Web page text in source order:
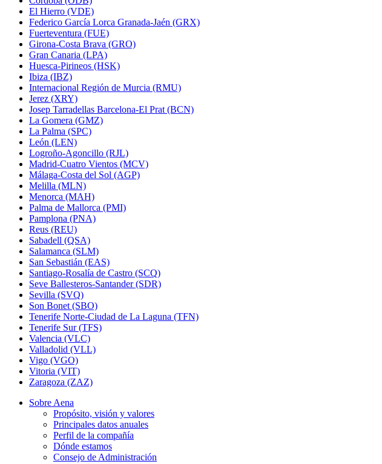
El Hierro (VDE)
Federico García Lorca Granada-Jaén (GRX)
Fuerteventura (FUE)
Girona-Costa Brava (GRO)
Gran Canaria (LPA)
Huesca-Pirineos (HSK)
Ibiza (IBZ)
Internacional Región de Murcia (RMU)
Jerez (XRY)
Josep Tarradellas Barcelona-El Prat (BCN)
La Gomera (GMZ)
La Palma (SPC)
León (LEN)
Logroño-Agoncillo (RJL)
Madrid-Cuatro Vientos (MCV)
Málaga-Costa del Sol (AGP)
Melilla (MLN)
Menorca (MAH)
Palma de Mallorca (PMI)
Pamplona (PNA)
Reus (REU)
Sabadell (QSA)
Salamanca (SLM)
San Sebastián (EAS)
Santiago-Rosalía de Castro (SCQ)
Seve Ballesteros-Santander (SDR)
Sevilla (SVQ)
Son Bonet (SBO)
Tenerife Norte-Ciudad de La Laguna (TFN)
Tenerife Sur (TFS)
Valencia (VLC)
Valladolid (VLL)
Vigo (VGO)
Vitoria (VIT)
Zaragoza (ZAZ)
Sobre Aena
Propósito, visión y valores
Principales datos anuales
Perfil de la compañía
Dónde estamos
Consejo de Administración